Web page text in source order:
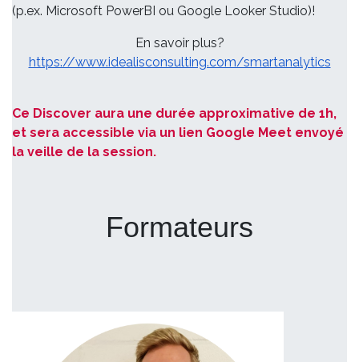
(p.ex. Microsoft PowerBI ou Google Looker Studio)!
En savoir plus?
https://www.idealisconsulting.com/smartanalytics
Ce Discover aura une durée approximative de 1h,
et sera accessible via un lien Google Meet envoyé
la veille de la session.
Formateurs